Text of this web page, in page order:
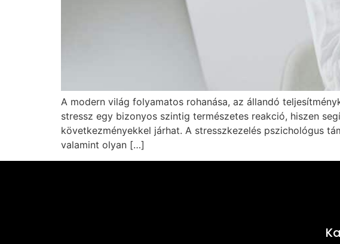
A modern világ folyamatos rohanása, az állandó
stressz egy bizonyos szintig természetes reakció, hiszen
következményekkel járhat. A stresszkezelés pszichológus
valamint olyan […]